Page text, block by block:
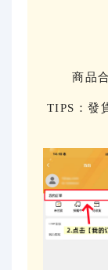
商品
TIPS：發